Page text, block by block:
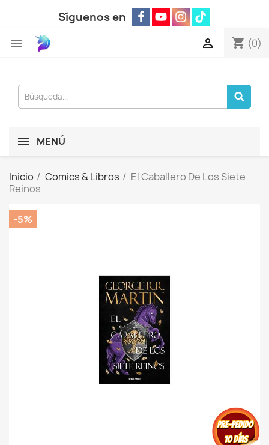
Síguenos en
 shopping_cart (0)

MENÚ
Inicio Comics & Libros
El Caballero De Los Siete
Reinos
-5%